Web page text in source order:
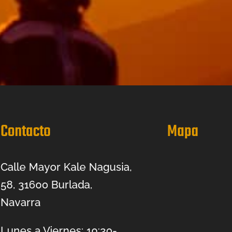
Contacto
Calle Mayor Kale Nagusia,
58, 31600 Burlada,
Navarra
Mapa